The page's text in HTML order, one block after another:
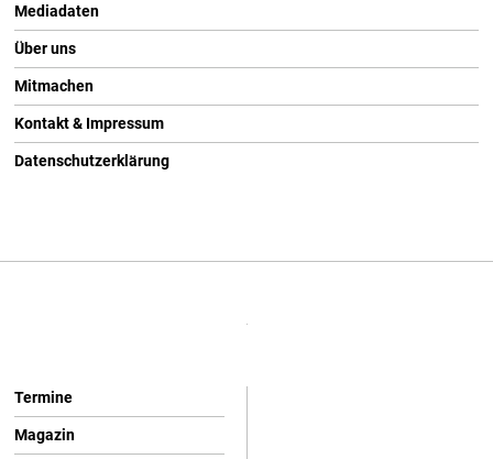
Mediadaten
Über uns
Mitmachen
Kontakt & Impressum
Datenschutzerklärung
Termine
Magazin